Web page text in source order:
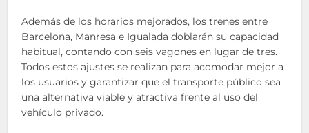
Además de los horarios mejorados, los trenes entre
Barcelona, Manresa e Igualada doblarán su capacidad
habitual, contando con seis vagones en lugar de tres.
Todos estos ajustes se realizan para acomodar mejor a
los usuarios y garantizar que el transporte público sea
una alternativa viable y atractiva frente al uso del
vehículo privado.